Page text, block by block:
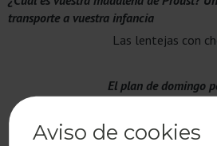
transporte a vuestra infancia
Las lentejas con
El plan de domingo
Aviso de cookies